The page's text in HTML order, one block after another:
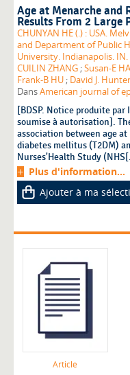
Age at Menarche and
Results From 2 Large
CHUNYAN HE (.) : USA.
and Department of Public
University. Indianapolis. IN.
CUILIN ZHANG ;Susan-E
Frank-B HU ; David J. Hunter
DansAmerican journal of
[BDSP. Notice produite par
soumise à autorisation].
association between age
diabetes mellitus (T2DM)
Nurses'Health Study
Plus d'information...
Ajouter à ma
Article